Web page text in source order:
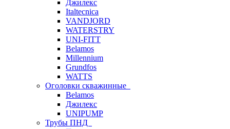
Джилекс
Italtecnica
VANDJORD
WATERSTRY
UNI-FITT
Belamos
Millennium
Grundfos
WATTS
Оголовки скважинные
Belamos
Джилекс
UNIPUMP
Трубы ПНД